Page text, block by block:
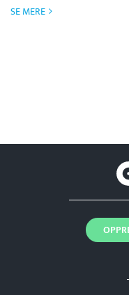
SE MERE